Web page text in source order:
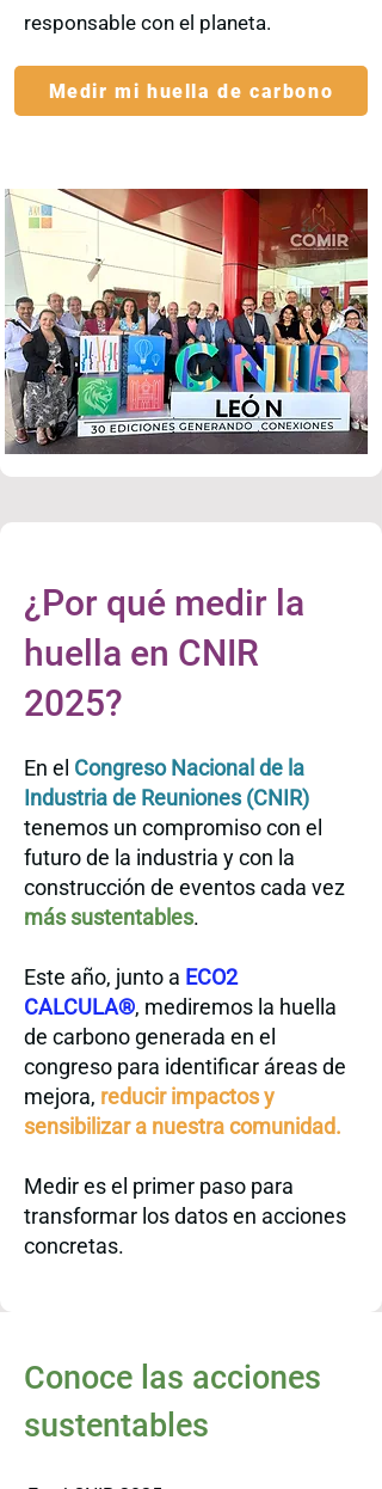
responsable con el planeta.
Medir mi huella de carbono
¿Por qué medir la
huella en CNIR
2025?
En el Congreso Nacional de la
Industria de Reuniones (CNIR)
tenemos un compromiso con el
futuro de la industria y con la
construcción de eventos cada vez
más sustentables.
Este año, junto a ECO2
CALCULA®, mediremos la huella
de carbono generada en el
congreso para identificar áreas de
mejora, reducir impactos y
sensibilizar a nuestra comunidad.
Medir es el primer paso para
transformar los datos en acciones
concretas.
Conoce las acciones
sustentables